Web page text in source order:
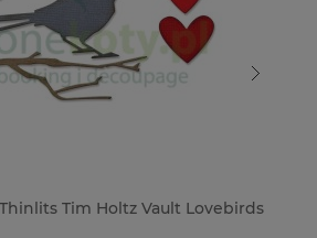
Tim Holtz Vault Lovebirds